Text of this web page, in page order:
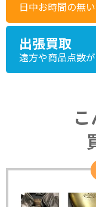
日中お時間の無
出張買取
遠方や商品点数